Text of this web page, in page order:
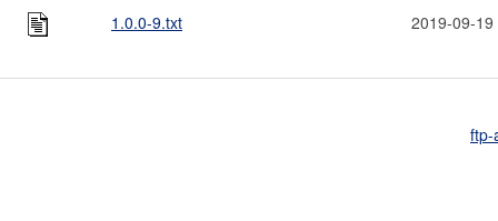
1.0.0-9.txt 2019-09-19
ftp-